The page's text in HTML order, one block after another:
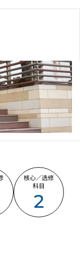
可因应情况取消任
核心／选修
科目
2